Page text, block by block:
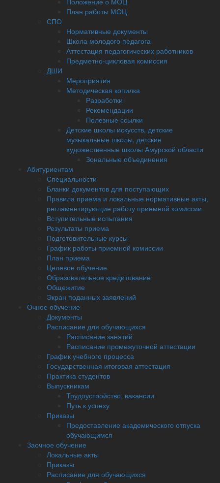
План работы МОЦ
СПО
Нормативные документы
Школа молодого педагога
Аттестация педагогических работников
Предметно-цикловая комиссия
ДШИ
Мероприятия
Методическая копилка
Разработки
Рекомендации
Полезные ссылки
Детские школы искусств, детские
музыкальные школы, детские
художественные школы Амурской области
Зональные объединения
Абитуриентам
Специальности
Бланки документов для поступающих
Правила приема и локальные нормативные акты,
регламентирующие работу приемной комиссии
Вступительные испытания
Результаты приема
Подготовительные курсы
График работы приемной комиссии
План приема
Целевое обучение
Образовательное кредитование
Общежитие
Экран поданных заявлений
Очное обучение
Документы
Расписание для обучающихся
Расписание занятий
Расписание промежуточной аттестации
График учебного процесса
Государственная итоговая аттестация
Практика студентов
Выпускникам
Трудоустройство, вакансии
Путь к успеху
Приказы
Предоставление академического отпуска
обучающимся
Заочное обучение
Локальные акты
Приказы
Расписание для обучающихся